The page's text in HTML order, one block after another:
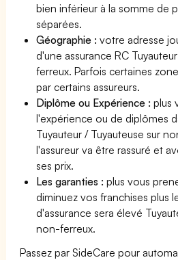
bien inférieur à la somme de
séparées.
Géographie :votre adresse
d'une assurance RC
ferreux. Parfois certaines
par certains assureurs.
Diplôme ou Expérience :plus
l'expérience ou de diplômes
Tuyauteur / Tuyauteuse sur
l'assureur va être rassuré et
ses prix.
Les garanties :plus vous
diminuez vos franchises plus
d'assurance sera élevé
non-ferreux.
Passez par SideCare pour